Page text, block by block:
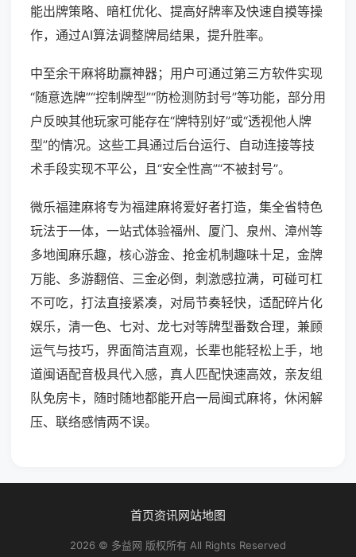
能出牌策略、暗杠优化、提高好牌率及快速自摸等操
作，通过AI算法调整牌局结果，提升胜率。
中至余干麻将助赢神器；用户可通过第三方软件实现
“随意选牌”“控制牌型”“防检测防封号”等功能，部分用
户反映其他玩家可能存在“牌特别好”或“透视他人牌
型”的情况。这些工具通过后台运行、自动连接等技
术手段实现不平公，且“安全性高”“不被封号”。
微乐福建麻将专为福建麻将爱好者打造，集全省特色
玩法于一体，一站式体验福州、厦门、泉州、漳州等
多地闽麻乐趣，核心游金、抢金机制趣味十足，金牌
万能、多游翻倍、三金必倒，刺激感拉满，可碰可杠
不可吃，打法直接紧凑，对局节奏轻快，适配碎片化
娱乐，清一色、七对、龙七对等牌型番数合理，兼顾
运气与技巧，界面简洁直观，长辈也能轻松上手，地
道闽语配音极具代入感，真人匹配快速高效，亲友组
队免房卡，随时随地都能开启一局闽式麻将，休闲解
压、联络感情两不误。
首页资讯网站地图
2026 © 多益网 版权所有 All Rights Reserved